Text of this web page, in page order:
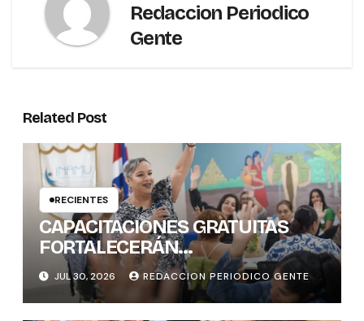
Redaccion Periodico
Gente
Related Post
RECIENTES
CAPACITACIONES GRATUITAS
FORTALECERÁN
CONOCIMIENTOS Y
HABILIDADES BLANDAS DE LAS
MUJERES POLÍTICAS
JUL 30, 2026 REDACCION PERIODICO GENTE